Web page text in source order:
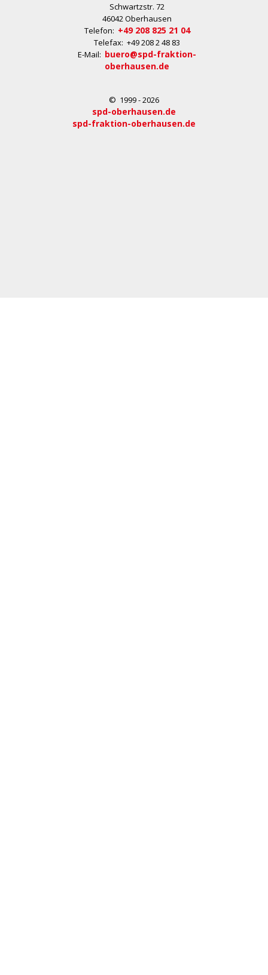
Schwartzstr. 72
46042 Oberhausen
Telefon: +49 208 825 21 04
Telefax: +49 208 2 48 83
E-Mail: buero@spd-fraktion-
oberhausen.de
© 1999 - 2026
spd-oberhausen.de
spd-fraktion-oberhausen.de